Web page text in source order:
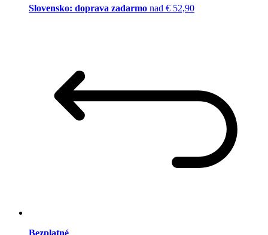
Slovensko: doprava zadarmo nad € 52,90
Bezplatné